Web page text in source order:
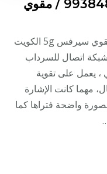
مقوي شبكة 5g القصر / 99384888 / مقوي
افضل مقوي شبكة 5g القصر الكويت مقوي سيرفس 5g الكويت
اتصال للسرداب
يعمل على تقوية
مهما كانت الإشارة
واضحة فتراها كما